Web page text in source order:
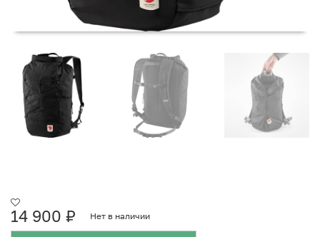
14 900 ₽ Нет в наличии